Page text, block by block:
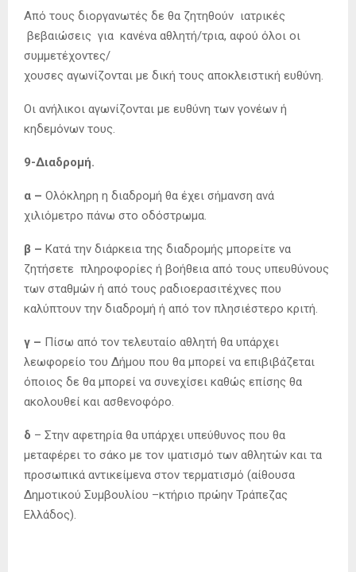
Από τους διοργανωτές δε θα ζητηθούν ιατρικές
βεβαιώσεις για κανένα αθλητή/τρια, αφού όλοι οι
συμμετέχοντες/
χουσες αγωνίζονται με δική τους αποκλειστική ευθύνη.
Οι ανήλικοι αγωνίζονται με ευθύνη των γονέων ή
κηδεμόνων τους.
9-Διαδρομή.
α – Ολόκληρη η διαδρομή θα έχει σήμανση ανά
χιλιόμετρο πάνω στο οδόστρωμα.
β – Κατά την διάρκεια της διαδρομής μπορείτε να
ζητήσετε πληροφορίες ή βοήθεια από τους υπευθύνους
των σταθμών ή από τους ραδιοερασιτέχνες που
καλύπτουν την διαδρομή ή από τον πλησιέστερο κριτή.
γ – Πίσω από τον τελευταίο αθλητή θα υπάρχει
λεωφορείο του Δήμου που θα μπορεί να επιβιβάζεται
όποιος δε θα μπορεί να συνεχίσει καθώς επίσης θα
ακολουθεί και ασθενοφόρο.
δ – Στην αφετηρία θα υπάρχει υπεύθυνος που θα
μεταφέρει το σάκο με τον ιματισμό των αθλητών και τα
προσωπικά αντικείμενα στον τερματισμό (αίθουσα
Δημοτικού Συμβουλίου –κτήριο πρώην Τράπεζας
Ελλάδος).